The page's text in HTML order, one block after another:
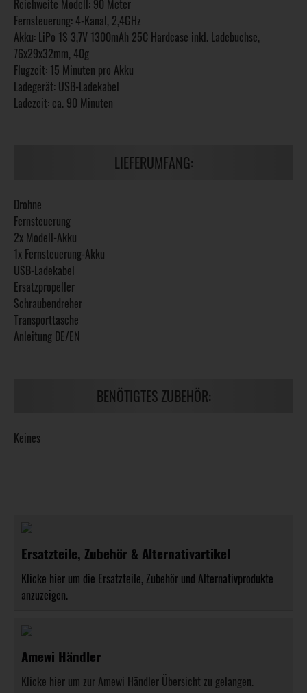
Reichweite Modell: 90 Meter
Fernsteuerung: 4-Kanal, 2,4GHz
Akku: LiPo 1S 3,7V 1300mAh 25C Hardcase inkl. Ladebuchse,
76x29x32mm, 40g
Flugzeit: 15 Minuten pro Akku
Ladegerät: USB-Ladekabel
Ladezeit: ca. 90 Minuten
LIEFERUMFANG:
Drohne
Fernsteuerung
2x Modell-Akku
1x Fernsteuerung-Akku
USB-Ladekabel
Ersatzpropeller
Schraubendreher
Transporttasche
Anleitung DE/EN
BENÖTIGTES ZUBEHÖR:
Keines
Ersatzteile, Zubehör & Alternativartikel
Klicke hier um die Ersatzteile, Zubehör und Alternativprodukte
anzuzeigen.
Amewi Händler
Klicke hier um zur Amewi Händler Übersicht zu gelangen.